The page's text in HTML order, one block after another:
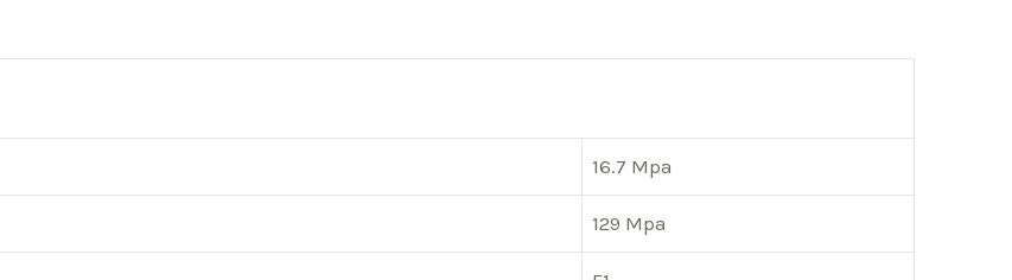
16.7 Mpa
129 Mpa